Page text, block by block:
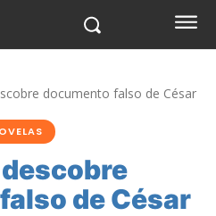
documento falso de César
de César